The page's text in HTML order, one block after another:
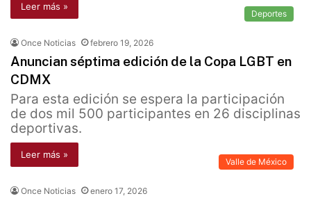
Leer más »
Deportes
Once Noticias febrero 19, 2026
Anuncian séptima edición de la Copa LGBT en
CDMX
Para esta edición se espera la participación
de dos mil 500 participantes en 26 disciplinas
deportivas.
Leer más »
Valle de México
Once Noticias enero 17, 2026